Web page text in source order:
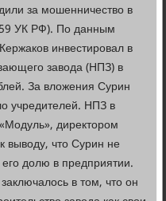
за мошенничество в
УК РФ). По данным
инвестировал в
завода (НПЗ) в
За вложения Сурин
учредителей. НПЗ в
директором
выводу, что Сурин не
долю в предприятии.
в том, что он